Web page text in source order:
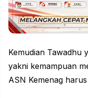
Kemudian Tawadhu
yakni kemampuan
ASN Kemenag